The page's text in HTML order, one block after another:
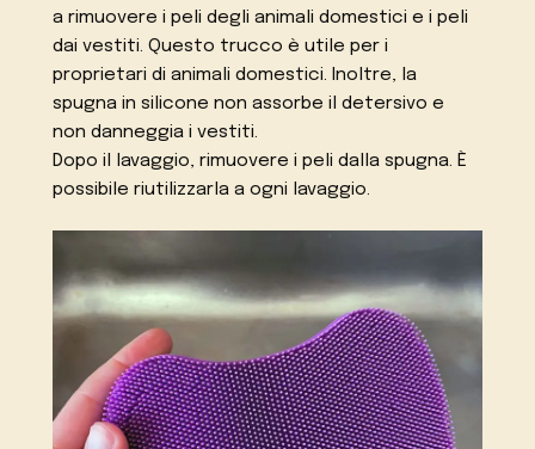
a rimuovere i peli degli animali domestici e i peli
dai vestiti. Questo trucco è utile per i
proprietari di animali domestici. Inoltre, la
spugna in silicone non assorbe il detersivo e
non danneggia i vestiti.
Dopo il lavaggio, rimuovere i peli dalla spugna. È
possibile riutilizzarla a ogni lavaggio.